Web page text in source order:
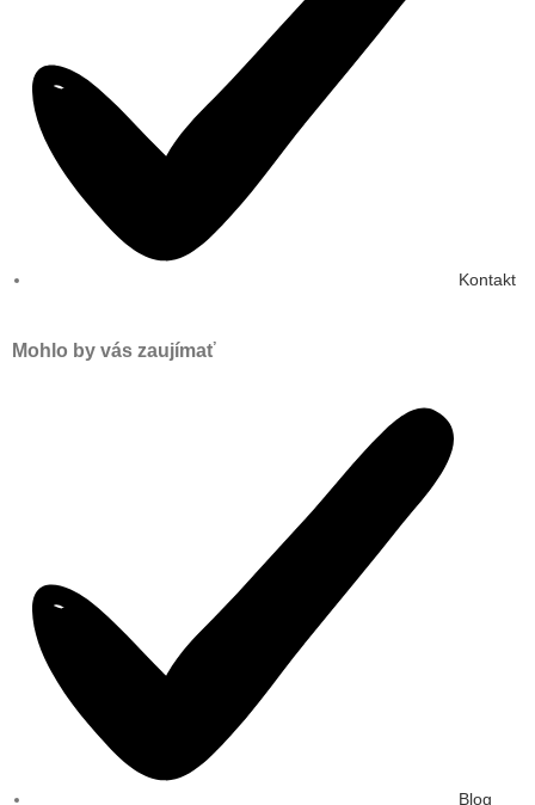
Kontakt
Mohlo by vás zaujímať
Blog